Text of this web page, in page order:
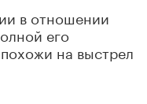
в отношении
его
на выстрел